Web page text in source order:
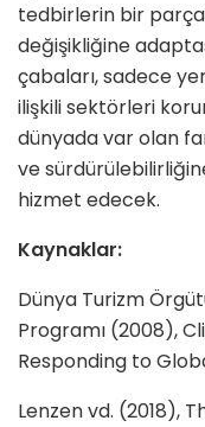
tedbir­lerin bir
değişikliğine
çabaları, sadece
ilişkili sektörleri
dünyada var olan
ve
hizmet edecek.
Kaynaklar:
Dünya Turizm
Programı (2008),
Responding to
Lenzen vd. (2018),